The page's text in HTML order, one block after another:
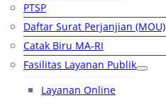
PTSP
Daftar Surat Perjanjian (MOU)
Catak Biru MA-RI
Fasilitas Layanan Publik
Layanan Online